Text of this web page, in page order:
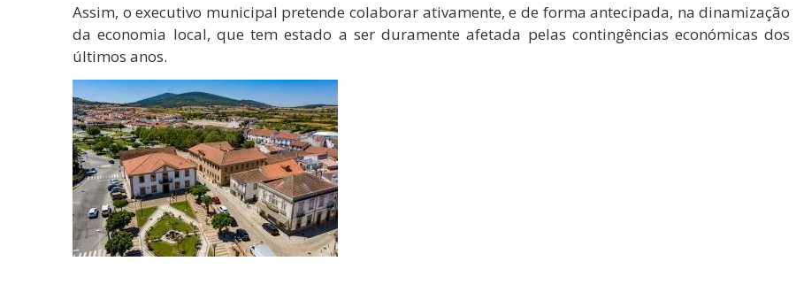
Assim, o executivo municipal pretende colaborar ativamente, e de forma antecipada, na dinamização
da economia local, que tem estado a ser duramente afetada pelas contingências económicas dos
últimos anos.